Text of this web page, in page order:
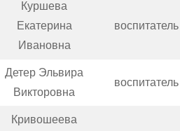
Куршева
Екатерина
Ивановна
воспитатель
Детер Эльвира
Викторовна
воспитатель
Кривошеева